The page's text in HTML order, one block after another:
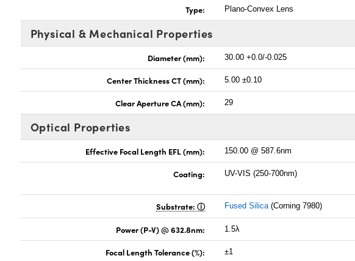
Type: Plano-Convex Lens
Physical & Mechanical Properties
Diameter (mm): 30.00 +0.0/-0.025
Center Thickness CT (mm): 5.00 ±0.10
Clear Aperture CA (mm): 29
Optical Properties
Effective Focal Length EFL (mm): 150.00 @ 587.6nm
Coating: UV-VIS (250-700nm)
Substrate: Fused Silica(Corning 7980)
Power (P-V) @ 632.8nm: 1.5λ
Focal Length Tolerance (%): ±1